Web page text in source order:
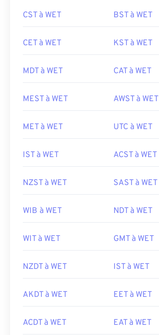
CST à WET BST à WET
CET à WET KST à WET
MDT à WET CAT à WET
MEST à WET AWST à WET
MET à WET UTC à WET
IST à WET ACST à WET
NZST à WET SAST à WET
WIB à WET NDT à WET
WIT à WET GMT à WET
NZDT à WET IST à WET
AKDT à WET EET à WET
ACDT à WET EAT à WET